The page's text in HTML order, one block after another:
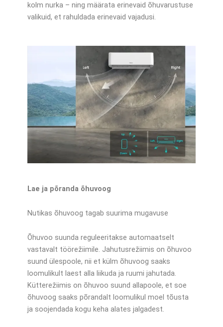
kolm nurka – ning määrata erinevaid õhuvarustuse
valikuid, et rahuldada erinevaid vajadusi.
Lae ja põranda õhuvoog
Nutikas õhuvoog tagab suurima mugavuse
Õhuvoo suunda reguleeritakse automaatselt
vastavalt töörežiimile. Jahutusrežiimis on õhuvoo
suund ülespoole, nii et külm õhuvoog saaks
loomulikult laest alla liikuda ja ruumi jahutada.
Kütterežiimis on õhuvoo suund allapoole, et soe
õhuvoog saaks põrandalt loomulikul moel tõusta
ja soojendada kogu keha alates jalgadest.